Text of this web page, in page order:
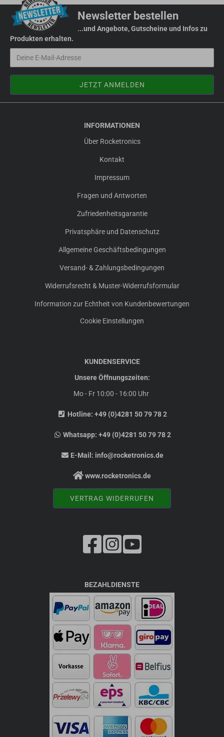
Newsletter bestellen
...und Angebote, Gutscheine und Infos zu
Produkten erhalten.
INFORMATIONEN
Über Rocketronics
Kontakt
Impressum
Fragen und Antworten
Zufriedenheitsgarantie
Privatsphäre und Datenschutz
Allgemeine Geschäftsbedingungen
Versand- & Zahlungsbedingungen
Widerrufsrecht & Muster-Widerrufsformular
Information zur Echtheit von Kundenbewertungen
Cookie Einstellungen
KUNDENSERVICE
Unsere Öffnungszeiten:
Mo - Fr 10:00 - 16:00 Uhr
Hotline: +49 (0)4281 50 79 78 2
Whatsapp:+49 (0)4281 50 79 78 2
E-Mail: info@rocketronics.de
www.rocketronics.de
VERTRAG WIDERRUFEN
BEZAHLDIENSTE